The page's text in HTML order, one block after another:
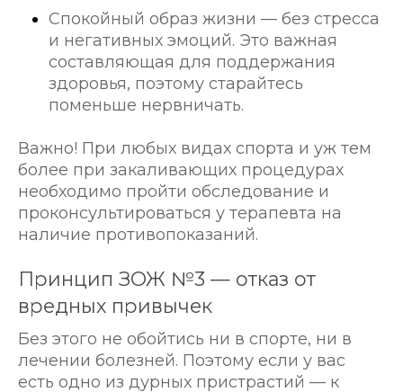
Спокойный образ жизни — без стресса
и негативных эмоций. Это важная
составляющая для поддержания
здоровья, поэтому старайтесь
поменьше нервничать.
Важно! При любых видах спорта и уж тем
более при закаливающих процедурах
необходимо пройти обследование и
проконсультироваться у терапевта на
наличие противопоказаний.
Принцип ЗОЖ №3 — отказ от
вредных привычек
Без этого не обойтись ни в спорте, ни в
лечении болезней. Поэтому если у вас
есть одно из дурных пристрастий — к